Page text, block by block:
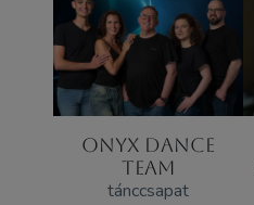
ONYX DANCE
TEAM
tánccsapat